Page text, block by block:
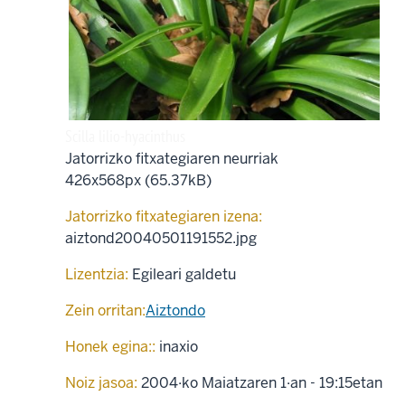
Jatorrizko fitxategiaren neurriak
426x568px (65.37kB)
Jatorrizko fitxategiaren izena:
aiztond20040501191552.jpg
Lizentzia: Egileari galdetu
Zein orritan:Aiztondo
Honek egina:: inaxio
Noiz jasoa: 2004·ko Maiatzaren 1·an - 19:15etan